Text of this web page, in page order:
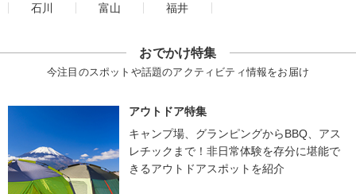
石川
富山 福井
おでかけ特集
今注目のスポットや話題のアクティビティ情報をお届け
アウトドア特集
キャンプ場、グランピングからBBQ、アス
レチックまで！非日常体験を存分に堪能で
きるアウトドアスポットを紹介